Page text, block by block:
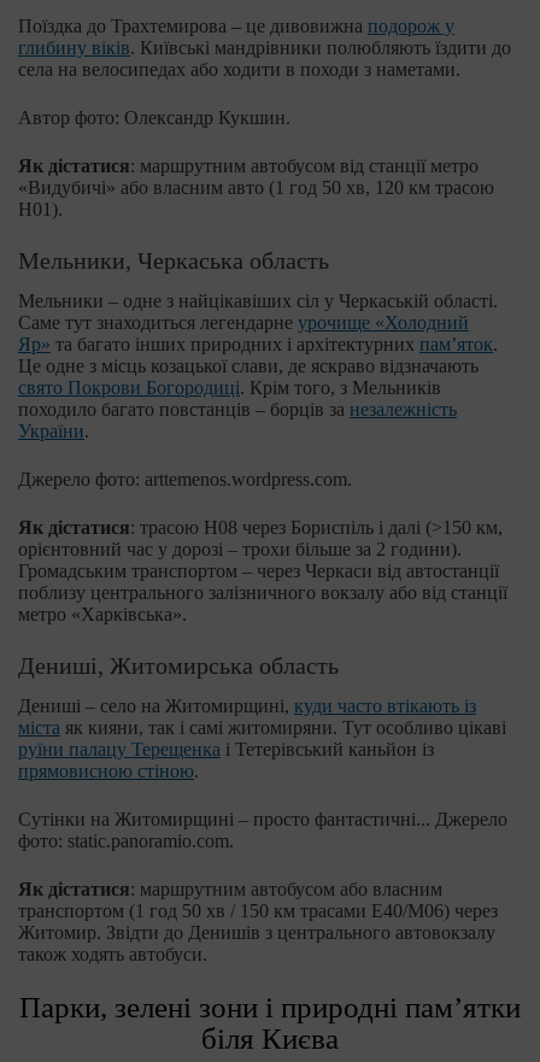
Поїздка до Трахтемирова – це дивовижна подорож у
глибину віків. Київські мандрівники полюбляють їздити до
села на велосипедах або ходити в походи з наметами.
Автор фото: Олександр Кукшин.
Як дістатися: маршрутним автобусом від станції метро
«Видубичі» або власним авто (1 год 50 хв, 120 км трасою
H01).
Мельники, Черкаська область
Мельники – одне з найцікавіших сіл у Черкаській області.
Саме тут знаходиться легендарне урочище «Холодний
Яр» та багато інших природних і архітектурних пам’яток.
Це одне з місць козацької слави, де яскраво відзначають
свято Покрови Богородиці. Крім того, з Мельників
походило багато повстанців – борців за незалежність
України.
Джерело фото: arttemenos.wordpress.com.
Як дістатися: трасою Н08 через Бориспіль і далі (˃150 км,
орієнтовний час у дорозі – трохи більше за 2 години).
Громадським транспортом – через Черкаси від автостанції
поблизу центрального залізничного вокзалу або від станції
метро «Харківська».
Дениші, Житомирська область
Дениші – село на Житомирщині, куди часто втікають із
міста як кияни, так і самі житомиряни. Тут особливо цікаві
руїни палацу Терещенка і Тетерівський каньйон із
прямовисною стіною.
Сутінки на Житомирщині – просто фантастичні... Джерело
фото: static.panoramio.com.
Як дістатися: маршрутним автобусом або власним
транспортом (1 год 50 хв / 150 км трасами Е40/М06) через
Житомир. Звідти до Денишів з центрального автовокзалу
також ходять автобуси.
Парки, зелені зони і природні пам’ятки
біля Києва